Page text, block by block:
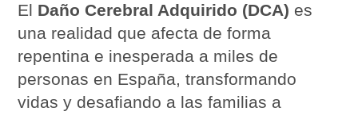
El Daño Cerebral Adquirido (DCA) es
una realidad que afecta de forma
repentina e inesperada a miles de
personas en España, transformando
vidas y desafiando a las familias a